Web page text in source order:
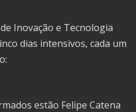
Inovação e Tecnologia
dias intensivos, cada um
estão Felipe Catena